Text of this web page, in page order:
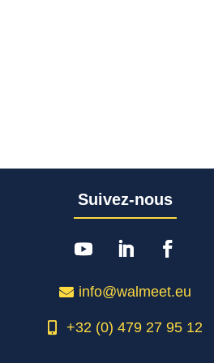
Suivez-nous
info@walmeet.eu
+32 (0) 479 27 95 12